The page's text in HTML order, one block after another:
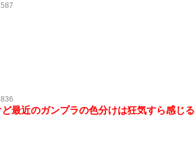
最近のガンプラの色分けは狂気すら感じ